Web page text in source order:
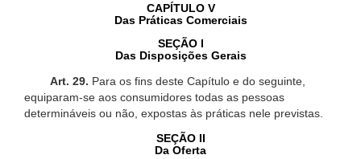
CAPÍTULO V
Das Práticas Comerciais
SEÇÃO I
Das Disposições Gerais
Art. 29. Para os fins deste Capítulo e do seguinte,
equiparam-se aos consumidores todas as pessoas
determináveis ou não, expostas às práticas nele previstas.
SEÇÃO II
Da Oferta